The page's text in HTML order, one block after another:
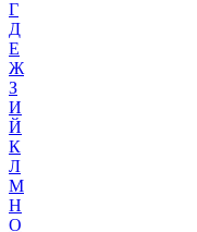
Г
Д
Е
Ж
З
И
Й
К
Л
М
Н
О